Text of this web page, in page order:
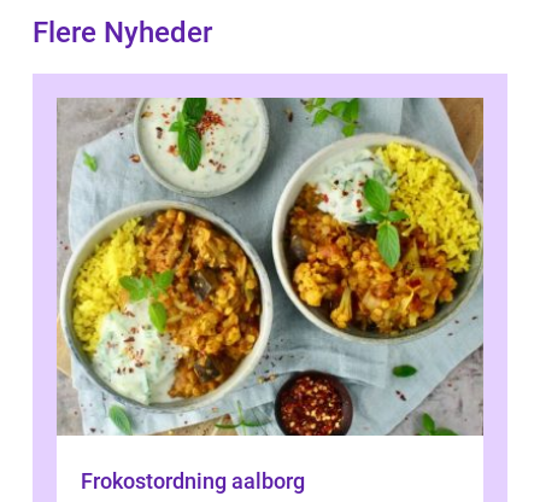
Flere Nyheder
Frokostordning aalborg